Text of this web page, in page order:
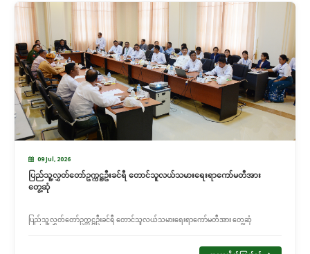
09 Jul, 2026
ပြည်သူ့လွှတ်တော်ဥက္ကဋ္ဌဦးခင်ရီ တောင်သူလယ်သမားရေးရာကော်မတီအား
တွေ့ဆုံ
ပြည်သူ့လွှတ်တော်ဥက္ကဋ္ဌဦးခင်ရီ တောင်သူလယ်သမားရေးရာကော်မတီအား တွေ့ဆုံ